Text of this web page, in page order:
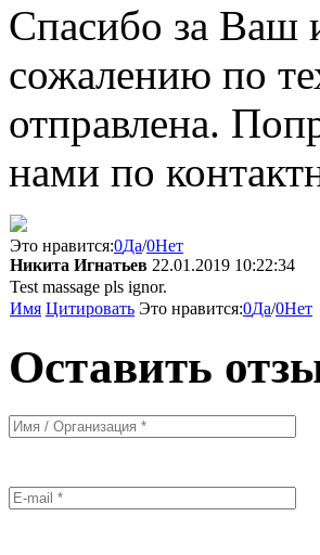
Спасибо за Ваш
сожалению по
отправлена.
нами по
Это нравится:0Да/0Нет
Никита Игнатьев 22.01.2019 10:22:34
Test massage pls ignor.
Имя Цитировать Это нравится:0Да/0Нет
Оставить